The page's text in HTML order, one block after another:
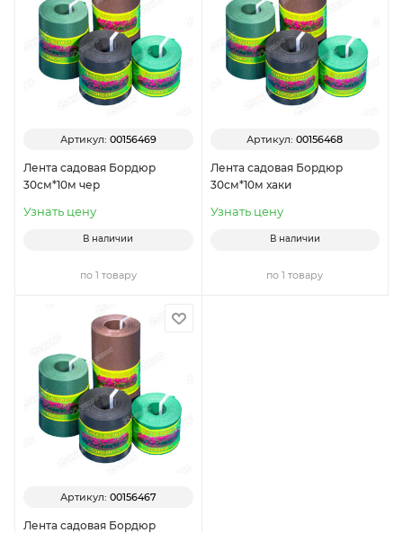
Артикул: 00156469
Лента садовая Бордюр
30см*10м чер
Узнать цену
В наличии
по 1 товару
Артикул:00156468
Лента садовая Бордюр
30см*10м хаки
Узнать цену
В наличии
по 1 товару
Артикул: 00156467
Лента садовая Бордюр